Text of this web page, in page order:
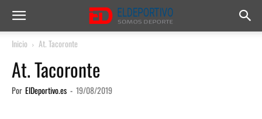
Inicio At. Tacoronte
At. Tacoronte
Por ElDeportivo.es - 19/08/2019